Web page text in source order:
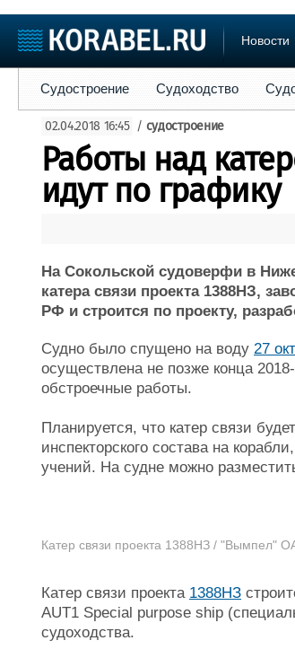
Новости
Судостроение
Пульс
Новости
Репутация
Журнал
Реклама
Торговая площадка
Доска объявлений
Продажа флота
Оборудование
Изделия
Судостроение Судоходство
02.04.2018 16:45 / судостроение
Работы над
идут по графику
На Сокольской судоверфи в
катера связи проекта 1388НЗ,
РФ и строится по проекту,
Судно было спущено на воду 27
осуществлена не позже конца
обстроечные работы.
Планируется, что катер связи
инспекторского состава на
учений. На судне можно
Катер связи проекта 1388НЗ / "Вымпел"
Катер связи проекта 1388НЗ
AUT1 Special purpose ship
судоходства.